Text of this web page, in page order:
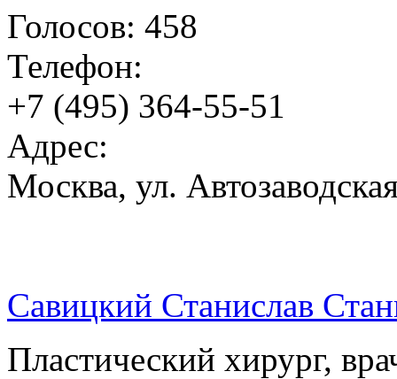
Голосов: 458
Телефон:
+7 (495) 364-55-51
Адрес:
Москва, ул.
Савицкий Станислав
Пластический хирург,